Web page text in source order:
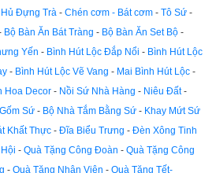
Hủ Đựng Trà - Chén cơm - Bát cơm - Tô Sứ -
Bộ Bàn Ăn Bát Tràng - Bộ Bàn Ăn Set Bộ -
Yến - Bình Hút Lộc Đắp Nổi - Bình Hút Lộc
- Bình Hút Lộc Vẽ Vang - Mai Bình Hút Lộc -
Hoa Decor - Nồi Sứ Nhà Hàng - Niêu Đất-
Sứ - Bộ Nhà Tắm Bằng Sứ - Khay Mứt Sứ
Khất Thực - Đĩa Biểu Trưng - Đèn Xông Tinh
- Quà Tặng Công Đoàn - Quà Tặng Công
- Quà Tặng Nhân Viên - Quà Tặng Tết-